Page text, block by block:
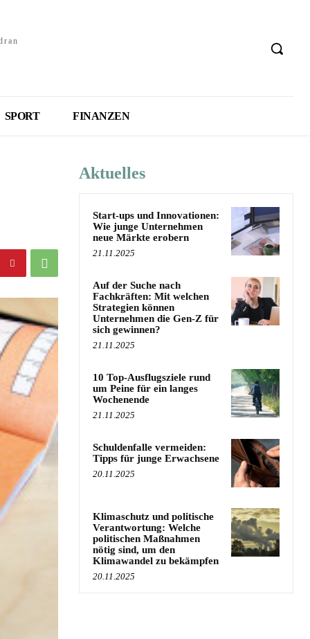
SPORT FINANZEN
Aktuelles
Start-ups und Innovationen:
Wie junge Unternehmen
neue Märkte erobern
21.11.2025
Auf der Suche nach
Fachkräften: Mit welchen
Strategien können
Unternehmen die Gen-Z für
sich gewinnen?
21.11.2025
10 Top-Ausflugsziele rund
um Peine für ein langes
Wochenende
21.11.2025
Schuldenfalle vermeiden:
Tipps für junge Erwachsene
20.11.2025
Klimaschutz und politische
Verantwortung: Welche
politischen Maßnahmen
nötig sind, um den
Klimawandel zu bekämpfen
20.11.2025